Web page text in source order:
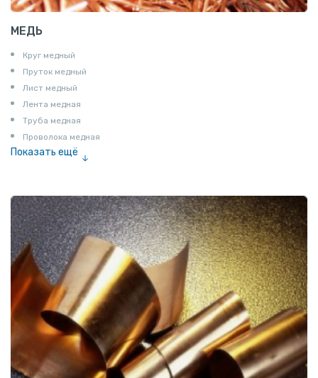
МЕДЬ
Круг медный
Пруток медный
Лист медный
Лента медная
Труба медная
Проволока медная
Показать ещё